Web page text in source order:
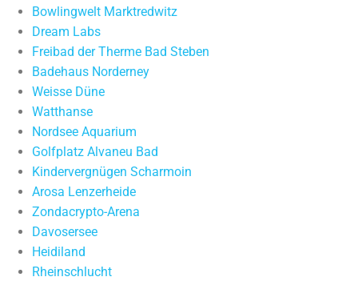
Bowlingwelt Marktredwitz
Dream Labs
Freibad der Therme Bad Steben
Badehaus Norderney
Weisse Düne
Watthanse
Nordsee Aquarium
Golfplatz Alvaneu Bad
Kindervergnügen Scharmoin
Arosa Lenzerheide
Zondacrypto-Arena
Davosersee
Heidiland
Rheinschlucht